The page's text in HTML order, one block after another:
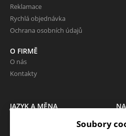
Reklamace
Rychlá objednávka
Ochrana osobních údajů
O FIRMĚ
O nás
Kontakty
JAZYK A MĚNA
Soubory